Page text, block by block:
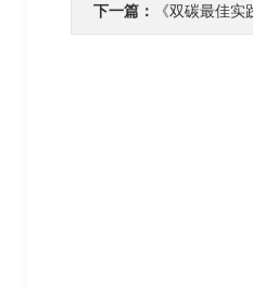
下一篇：
《双碳最佳